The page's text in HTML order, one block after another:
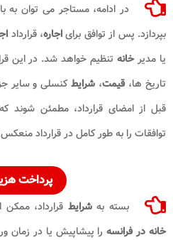
در ادامه، مستاجر می توان به
بپردازد. پس از توافق برایاجاره، قرارداد
یا مدیرخانه تنظیم خواهد شد. در این
تاریخ ها،قیمت، شرایطکنسلی و سایر
قبل از امضای قرارداد، مطمئن شوند
توافقات را به طور کامل در قرارداد منعکس
پرداخت
بسته بهشرایط قرارداد،
خانه در فرانسهرا پیشاپیش یا در زمان